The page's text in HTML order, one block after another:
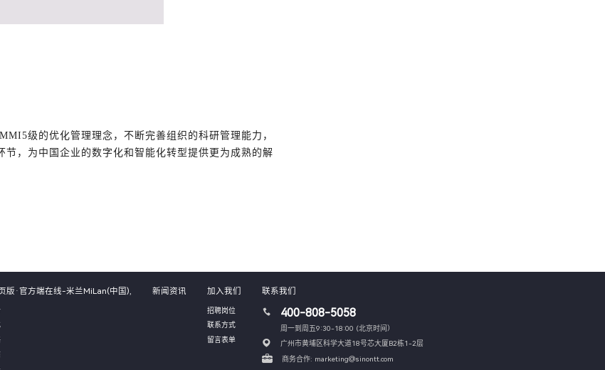
级的优化管理理念，不断完善组织的科研管理能力，
，为中国企业的数字化和智能化转型提供更为成熟的解
版·官方端在线-米兰MiLan(中国), 新闻资讯 加入我们
招聘岗位
联系方式
留言表单
联系我们
400-808-5058
周一到周五9:30-18:00 (北京时间）
广州市黄埔区科学大道18号芯大厦B2栋1-2层
商务合作: marketing@sinontt.com